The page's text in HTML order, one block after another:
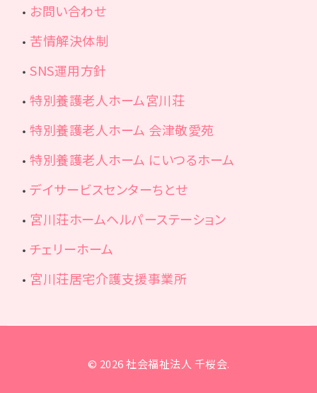
お問い合わせ
苦情解決体制
SNS運用方針
特別養護老人ホーム宮川荘
特別養護老人ホーム 会津敬愛苑
特別養護老人ホーム にいつるホーム
デイサービスセンターちとせ
宮川荘ホームヘルパーステーション
チェリーホーム
宮川荘居宅介護支援事業所
© 2026 社会福祉法人 千桜会.